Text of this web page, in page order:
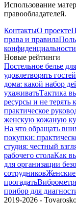
Использование
правообладателей.
КонтактыО проекте
права и правила
конфиденциальности
Новые рейтинги
Постельное белье
удовлетворять
дома: какой набор
ухаживатьТактика
ресурсы и не терять
практическое
женскую кожаную
На что обращать
покупки:
студия: честный
рабочего столаКак
для организации
сотрудников
прогадать
прибор для
2019-2026 -